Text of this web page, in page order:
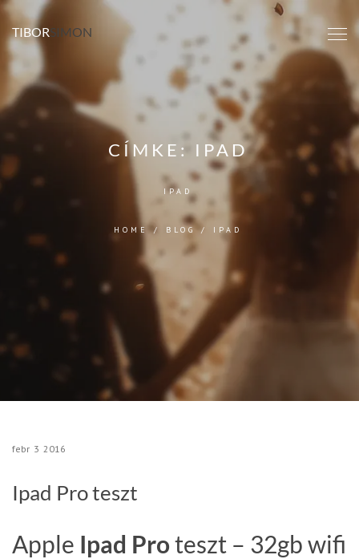
TIBORSIMON
CÍMKE: IPAD
IPAD
HOME / BLOG / IPAD
febr 3 2016
Ipad Pro teszt
Apple Ipad Proteszt – 32gb wifi